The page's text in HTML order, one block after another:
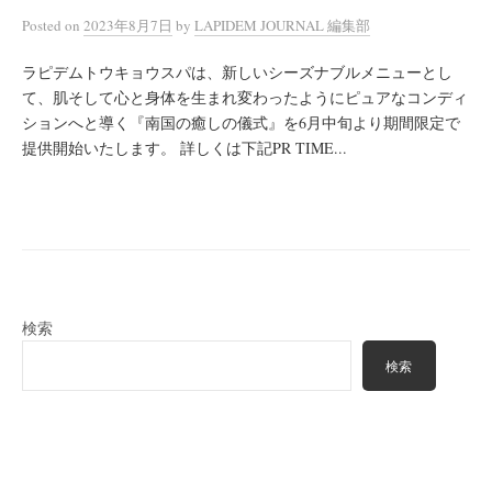
Posted on 2023年8月7日 by LAPIDEM JOURNAL 編集部
ラピデムトウキョウスパは、新しいシーズナブルメニューとし
て、肌そして心と身体を生まれ変わったようにピュアなコンディ
ションへと導く『南国の癒しの儀式』を6月中旬より期間限定で
提供開始いたします。 詳しくは下記PR TIME...
検索
検索